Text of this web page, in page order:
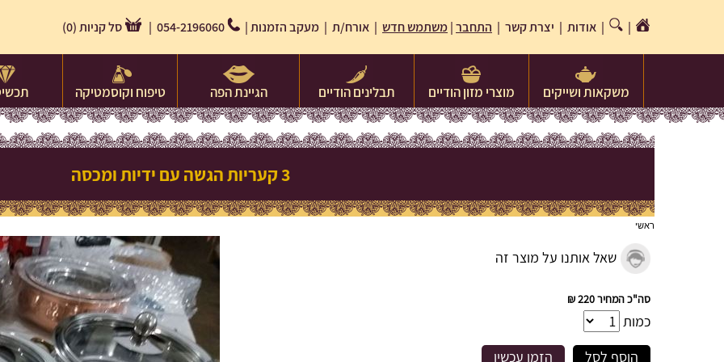
|
| אודות | יצרת קשר | התחבר|משתמש חדש | אורח/ת | מעקב הזמנות| סל קניות(
0
)
משקאות ושייקים מוצרי מזון הודיים תבלינים הודיים הגיינת הפה טיפוח וקוסמטיקה
3 קעריות הגשה עם ידיות ומכסה
ראשי
שאל אותנו על מוצר זה
סה"כ המחיר220 ₪
כמות
הוסף לסל
הזמן עכשיו